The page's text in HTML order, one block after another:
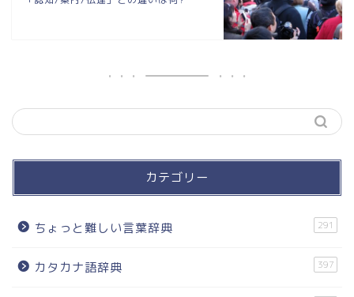
カテゴリー
ちょっと難しい言葉辞典 291
カタカナ語辞典 397